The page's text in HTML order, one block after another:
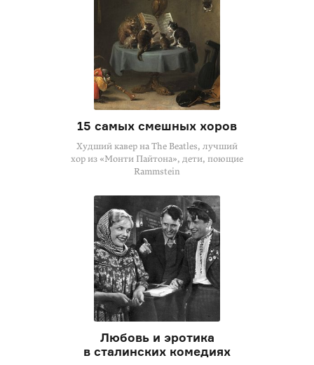
15 самых смешных хоров
Худший кавер на The Beatles, лучший
хор из «Монти Пайтона», дети, поющие
Rammstein
Любовь и эротика
в сталинских комедиях